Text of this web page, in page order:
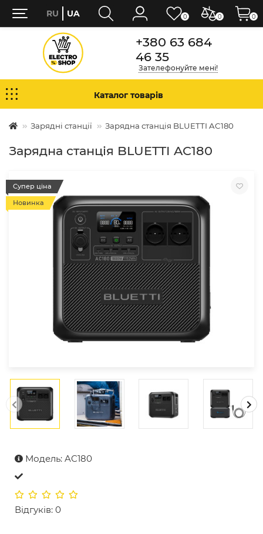
+380 63 684
46 35
Зателефонуйте мені!
Каталог товарів
Зарядні станції Зарядна станція BLUETTI AC180
Зарядна станція BLUETTI AC180
Супер ціна
Новинка
Модель: AC180
Відгуків: 0
0 0
RU UA 0